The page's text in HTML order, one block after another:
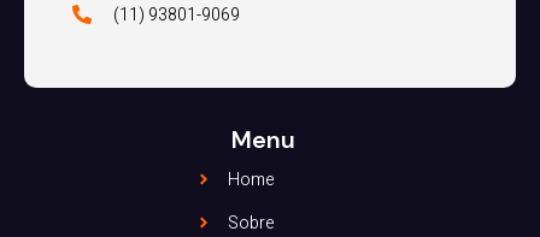
(11) 93801-9069
Menu
Home
Sobre